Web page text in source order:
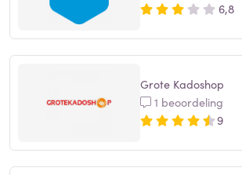
6,8
Grote Kadoshop
1 beoordeling
9